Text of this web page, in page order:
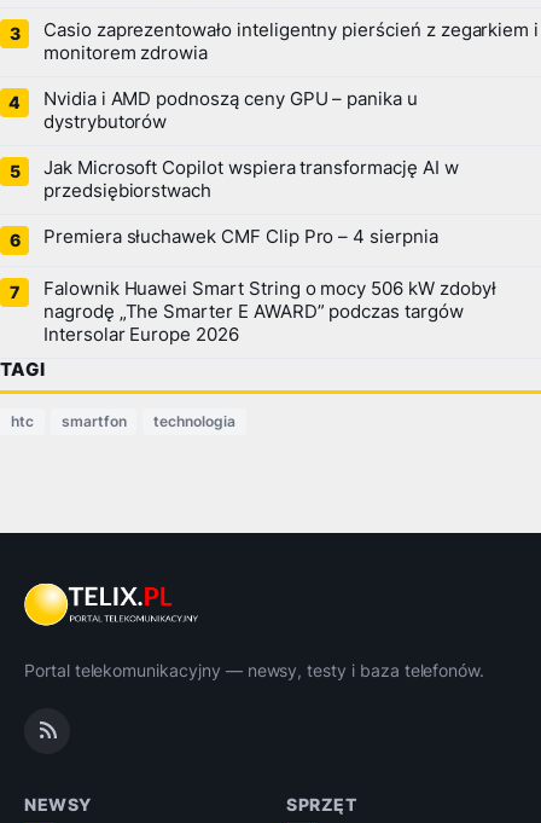
Casio zaprezentowało inteligentny pierścień z zegarkiem i
monitorem zdrowia
Nvidia i AMD podnoszą ceny GPU – panika u
dystrybutorów
Jak Microsoft Copilot wspiera transformację AI w
przedsiębiorstwach
Premiera słuchawek CMF Clip Pro – 4 sierpnia
Falownik Huawei Smart String o mocy 506 kW zdobył
nagrodę „The Smarter E AWARD” podczas targów
Intersolar Europe 2026
TAGI
htc smartfon technologia
Portal telekomunikacyjny — newsy, testy i baza telefonów.
NEWSY SPRZĘT